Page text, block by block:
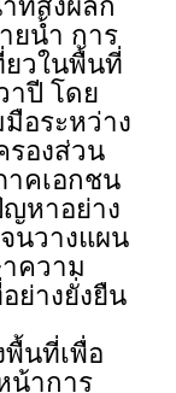
ที่ส่งผลก
ยน้ำ การ
ยวในพื้นที่
าปี โดย
อระหว่าง
รองส่วน
คเอกชน
หาอย่าง
นวางแผน
ความ
ย่างยั่งยืน
พื้นที่เพื่อ
น้าการ